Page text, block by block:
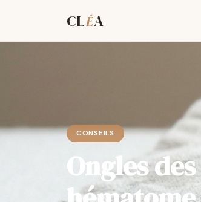
CLÉA
CONSEILS
Ongles